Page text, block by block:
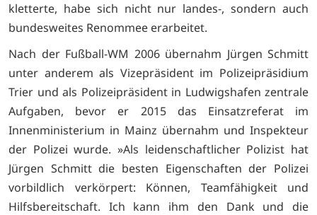
kletterte, habe sich nicht nur landes-, sondern auch
bundesweites Renommee erarbeitet.
Nach der Fußball-WM 2006 übernahm Jürgen Schmitt
unter anderem als Vizepräsident im Polizeipräsidium
Trier und als Polizeipräsident in Ludwigshafen zentrale
Aufgaben, bevor er 2015 das Einsatzreferat im
Innenministerium in Mainz übernahm und Inspekteur
der Polizei wurde. »Als leidenschaftlicher Polizist hat
Jürgen Schmitt die besten Eigenschaften der Polizei
vorbildlich verkörpert: Können, Teamfähigkeit und
Hilfsbereitschaft. Ich kann ihm den Dank und die